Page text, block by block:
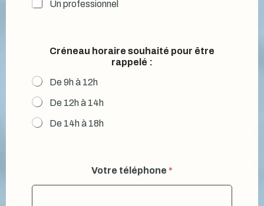
u
e
Un professionnel
Créneau horaire souhaité pour être
rappelé :
De 9h à 12h
De 12h à 14h
De 14h à 18h
Votre téléphone *